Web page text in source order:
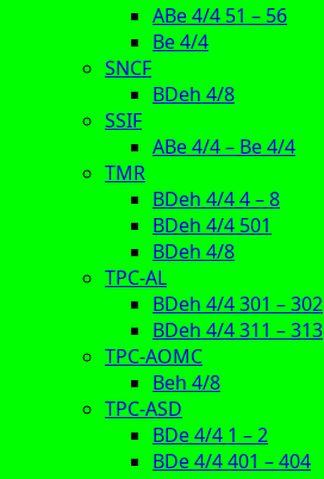
ABe 4/4 51 – 56
Be 4/4
SNCF
BDeh 4/8
SSIF
ABe 4/4 – Be 4/4
TMR
BDeh 4/4 4 – 8
BDeh 4/4 501
BDeh 4/8
TPC-AL
BDeh 4/4 301 – 302
BDeh 4/4 311 – 313
TPC-AOMC
Beh 4/8
TPC-ASD
BDe 4/4 1 – 2
BDe 4/4 401 – 404